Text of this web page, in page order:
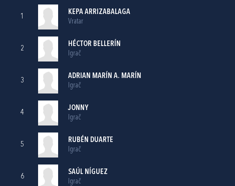
1
KEPA ARRIZABALAGA
Vratar
2
HÉCTOR BELLERÍN
Igrač
3
ADRIAN MARÍN A. MARÍN
Igrač
4
JONNY
Igrač
5
RUBÉN DUARTE
Igrač
6
SAÚL NÍGUEZ
Igrač